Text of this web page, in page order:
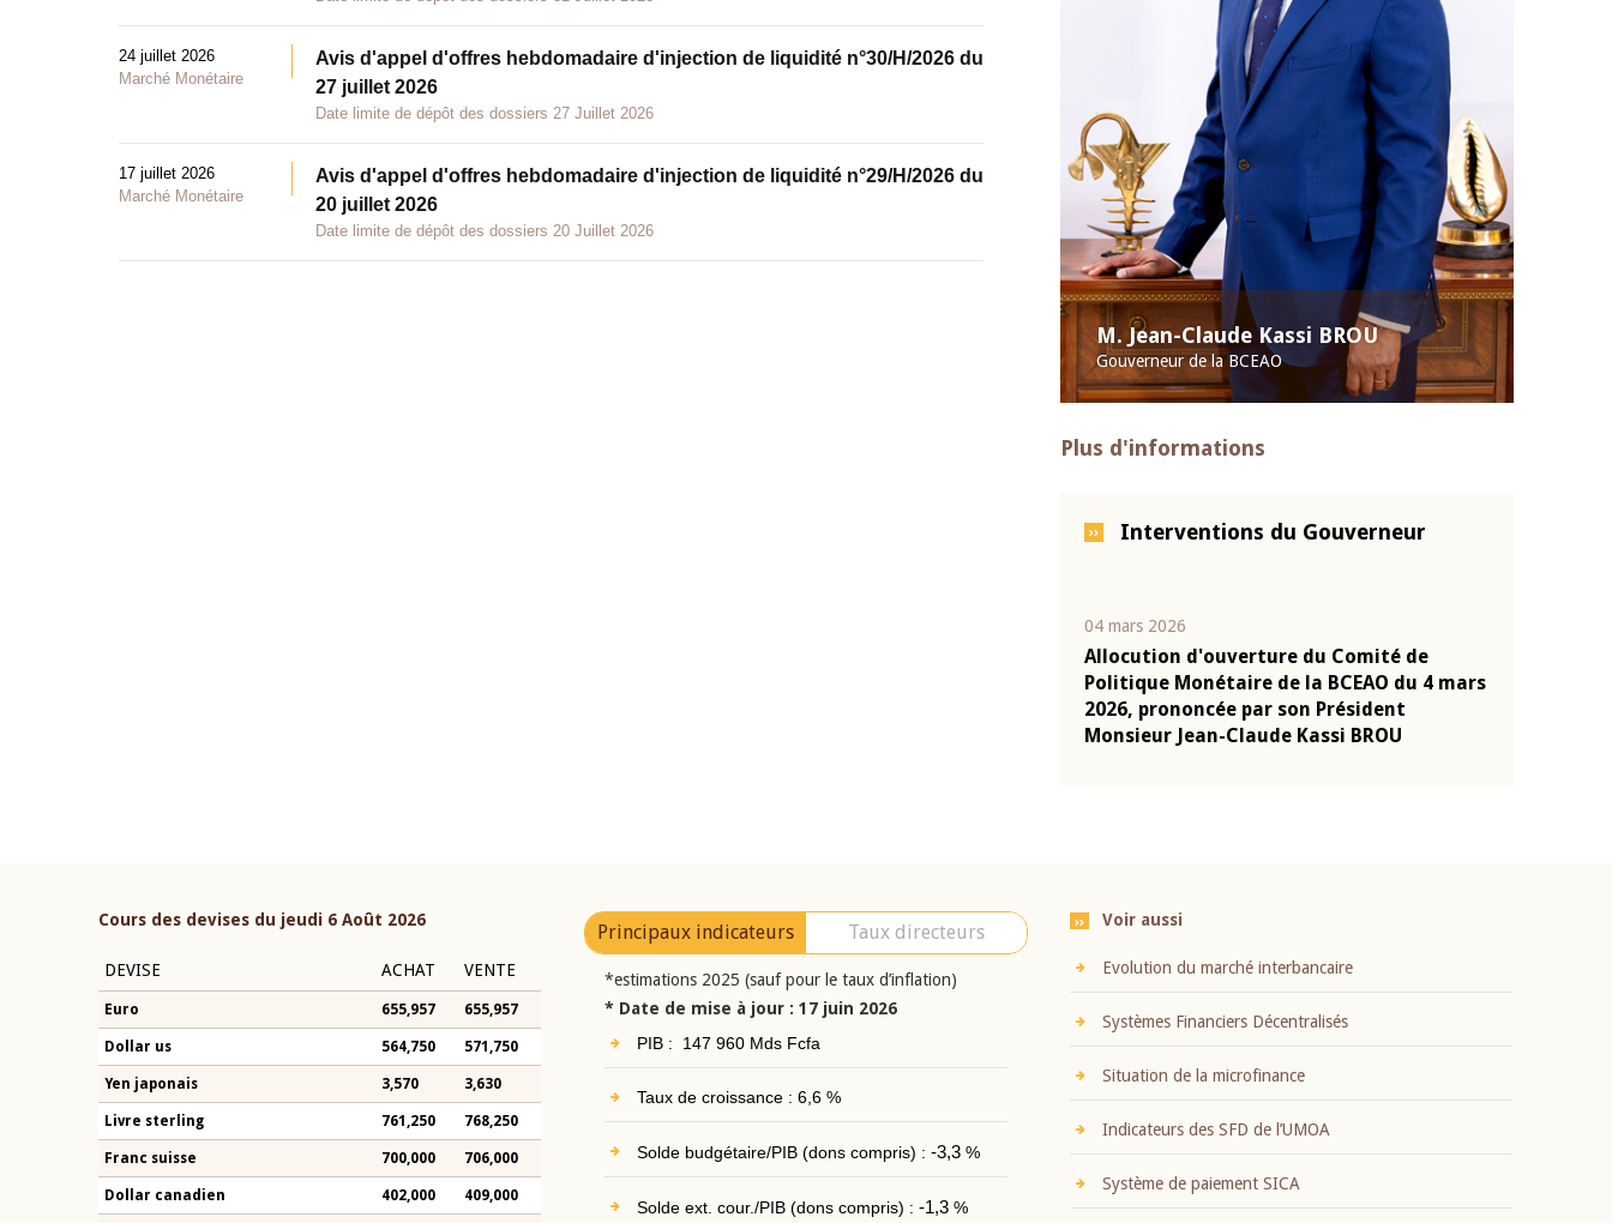
M. Jean-Claude Kassi BROU
Gouverneur de la BCEAO
Plus d'informations
Interventions du Gouverneur
04 mars 2026
Allocution d'ouverture du Comité de
Politique Monétaire de la BCEAO du 4 mars
2026, prononcée par son Président
Monsieur Jean-Claude Kassi BROU
24 juillet 2026
Marché Monétaire
Avis d'appel d'offres hebdomadaire d'injection de liquidité n°30/H/2026 du
27 juillet 2026
Date limite de dépôt des dossiers 27 Juillet 2026
17 juillet 2026
Marché Monétaire
Avis d'appel d'offres hebdomadaire d'injection de liquidité n°29/H/2026 du
20 juillet 2026
Date limite de dépôt des dossiers 20 Juillet 2026
Cours des devises du jeudi 6 Août 2026
DEVISE ACHAT VENTE
Euro 655,957 655,957
Dollar us 564,750 571,750
Yen japonais 3,570 3,630
Livre sterling 761,250 768,250
Franc suisse 700,000 706,000
Dollar canadien 402,000 409,000
Principaux indicateurs Taux directeurs
*estimations 2025 (sauf pour le taux d’inflation)
* Date de mise à jour : 17 juin 2026
PIB : 147 960 Mds Fcfa
Taux de croissance : 6,6 %
Solde budgétaire/PIB (dons compris) : -3,3%
Solde ext. cour./PIB (dons compris) : -1,3%
Voir aussi
Evolution du marché interbancaire
Systèmes Financiers Décentralisés
Situation de la microfinance
Indicateurs des SFD de l’UMOA
Système de paiement SICA